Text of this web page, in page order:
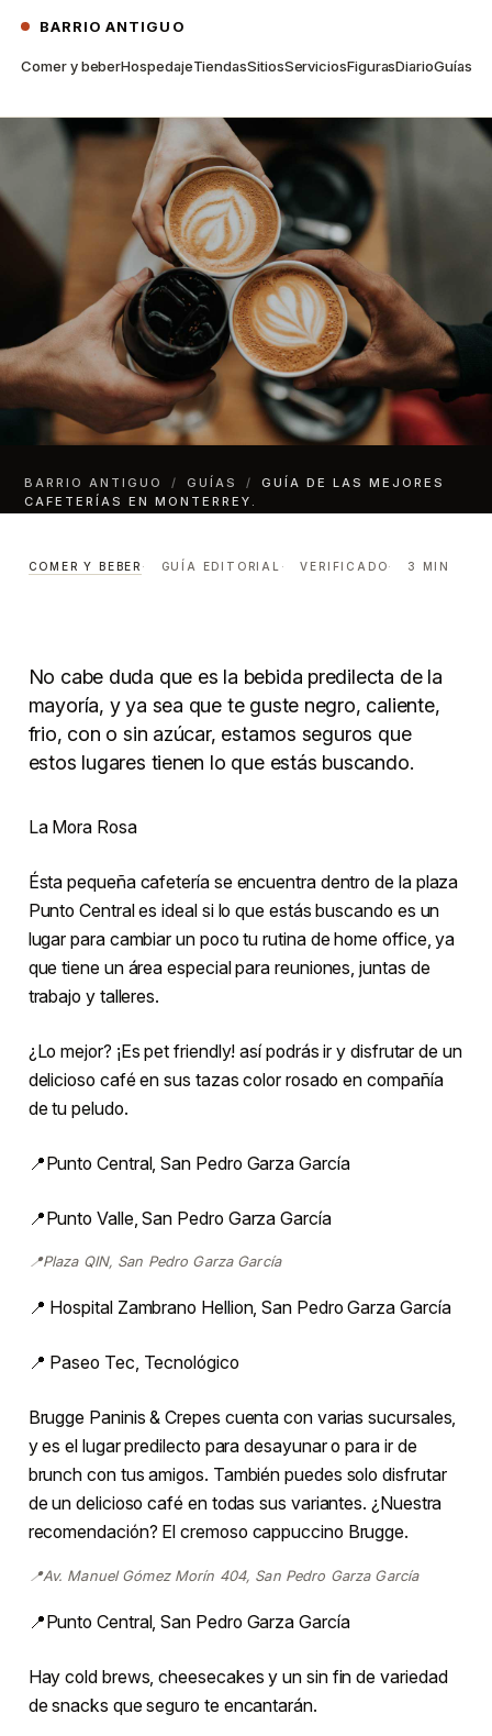
BARRIO ANTIGUO
Comer y beberHospedajeTiendasSitiosServiciosFigurasDiarioGuías
BARRIO ANTIGUO / GUÍAS /
GUÍA DE LAS MEJORES
CAFETERÍAS EN MONTERREY.
Guía de las mejores
cafeterías en Monterrey.
COMER Y BEBER GUÍA EDITORIAL VERIFICADO 3 MIN
No cabe duda que es la bebida predilecta de la
mayoría, y ya sea que te guste negro, caliente,
frio, con o sin azúcar, estamos seguros que
estos lugares tienen lo que estás buscando.
La Mora Rosa
Ésta pequeña cafetería se encuentra dentro de la plaza
Punto Central es ideal si lo que estás buscando es un
lugar para cambiar un poco tu rutina de home office, ya
que tiene un área especial para reuniones, juntas de
trabajo y talleres.
¿Lo mejor? ¡Es pet friendly! así podrás ir y disfrutar de un
delicioso café en sus tazas color rosado en compañía
de tu peludo.
📍Punto Central, San Pedro Garza García
📍Punto Valle, San Pedro Garza García
📍Plaza QIN, San Pedro Garza García
📍 Hospital Zambrano Hellion, San Pedro Garza García
📍 Paseo Tec, Tecnológico
Brugge Paninis & Crepes cuenta con varias sucursales,
y es el lugar predilecto para desayunar o para ir de
brunch con tus amigos. También puedes solo disfrutar
de un delicioso café en todas sus variantes. ¿Nuestra
recomendación? El cremoso cappuccino Brugge.
📍Av. Manuel Gómez Morín 404, San Pedro Garza García
📍Punto Central, San Pedro Garza García
Hay cold brews, cheesecakes y un sin fin de variedad
de snacks que seguro te encantarán.